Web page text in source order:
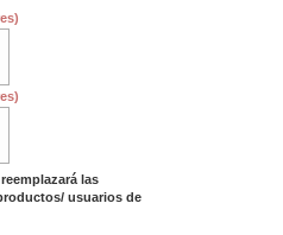
las
usuarios de